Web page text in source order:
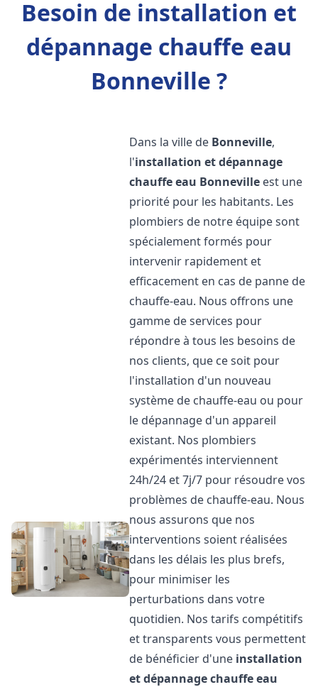
Besoin de installation et
dépannage chauffe eau
Bonneville ?
Dans la ville de Bonneville,
l'installation et dépannage
chauffe eau Bonneville est une
priorité pour les habitants. Les
plombiers de notre équipe sont
spécialement formés pour
intervenir rapidement et
efficacement en cas de panne de
chauffe-eau. Nous offrons une
gamme de services pour
répondre à tous les besoins de
nos clients, que ce soit pour
l'installation d'un nouveau
système de chauffe-eau ou pour
le dépannage d'un appareil
existant. Nos plombiers
expérimentés interviennent
24h/24 et 7j/7 pour résoudre vos
problèmes de chauffe-eau. Nous
nous assurons que nos
interventions soient réalisées
dans les délais les plus brefs,
pour minimiser les
perturbations dans votre
quotidien. Nos tarifs compétitifs
et transparents vous permettent
de bénéficier d'une installation
et dépannage chauffe eau